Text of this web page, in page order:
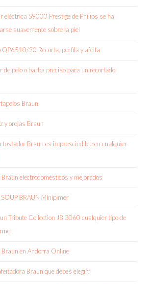
eléctrica S9000 Prestige de Philips se ha
suavemente sobre la piel
QP6510/20 Recorta, perfila y afeita
de pelo o barba preciso para un recortado
Braun
y orejas Braun
tostador Braun es imprescindible en cualquier
electrodomésticos y mejorados
BRAUN Minipimer
Tribute Collection JB 3060 cualquier tipo de
en Andorra Online
Braun que debes elegir?